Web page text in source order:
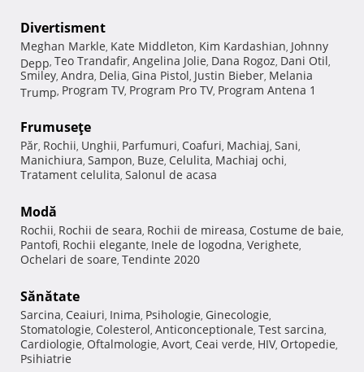
Divertisment
Meghan Markle, Kate Middleton, Kim Kardashian, Johnny
Depp, Teo Trandafir, Angelina Jolie, Dana Rogoz, Dani Otil,
Smiley, Andra, Delia, Gina Pistol, Justin Bieber, Melania
Trump, Program TV, Program Pro TV, Program Antena 1
Frumuseţe
Păr, Rochii, Unghii, Parfumuri, Coafuri, Machiaj, Sani,
Manichiura, Sampon, Buze, Celulita, Machiaj ochi,
Tratament celulita, Salonul de acasa
Modă
Rochii, Rochii de seara, Rochii de mireasa, Costume de baie,
Pantofi, Rochii elegante, Inele de logodna, Verighete,
Ochelari de soare, Tendinte 2020
Sănătate
Sarcina, Ceaiuri, Inima, Psihologie, Ginecologie,
Stomatologie, Colesterol, Anticonceptionale, Test sarcina,
Cardiologie, Oftalmologie, Avort, Ceai verde, HIV, Ortopedie,
Psihiatrie